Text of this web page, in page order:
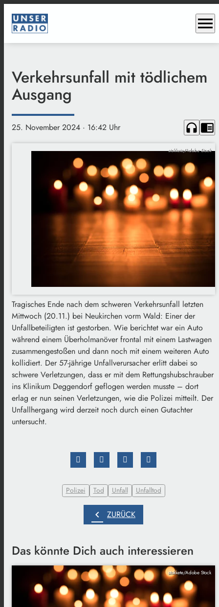
menu
Verkehrsunfall mit tödlichem
Ausgang
25. November 2024 · 16:42 Uhr headphones chrome_reader_mode
stokkete/Adobe Stock
Tragisches Ende nach dem schweren Verkehrsunfall letzten
Mittwoch (20.11.) bei Neukirchen vorm Wald: Einer der
Unfallbeteiligten ist gestorben. Wie berichtet war ein Auto
während einem Überholmanöver frontal mit einem Lastwagen
zusammengestoßen und dann noch mit einem weiteren Auto
kollidiert. Der 57-jährige Unfallverursacher erlitt dabei so
schwere Verletzungen, dass er mit dem Rettungshubschrauber
ins Klinikum Deggendorf geflogen werden musste – dort
erlag er nun seinen Verletzungen, wie die Polizei mitteilt. Der
Unfallhergang wird derzeit noch durch einen Gutachter
untersucht.
Polizei Tod Unfall Unfalltod
chevron_left ZURÜCK
Das könnte Dich auch interessieren
stokkete/Adobe Stock